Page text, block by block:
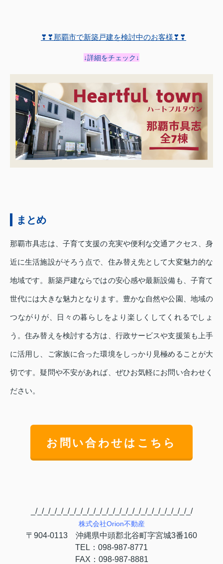
❣❣那覇市で新築戸建を検討中のお客様❣❣
↓詳細をチェック↓
まとめ
那覇市具志は、子育て支援の充実や便利な交通アクセス、身
近に生活施設がそろう点で、住み替え先として大変魅力的な
地域です。新築戸建ならではの安心感や最新設備も、子育て
世代には大きな魅力となります。豊かな自然や公園、地域の
つながりが、日々の暮らしをより楽しくしてくれるでしょ
う。住み替えを検討する方は、行政サービスや支援策も上手
に活用し、ご家族に合った環境をしっかり見極めることが大
切です。疑問や不安があれば、ぜひお気軽にお問い合わせく
ださい。
お問い合わせはこちら
_/_/_/_/_/_/_/_/_/_/_/_/_/_/_/_/_/_/_/_/_/_/_/_/_/
株式会社Orion不動産
〒 904-0113 沖縄県中頭郡北谷町字宮城3番160
TEL ： 098-987-8771
FAX ： 098-987-8881